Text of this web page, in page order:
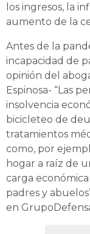
los ingresos, la
aumento de la
Antes de la
incapacidad de
opinión del
Espinosa- “Las
insolvencia
bicicleteo de
tratamientos
como, por
hogar a raíz de
carga
padres y
en